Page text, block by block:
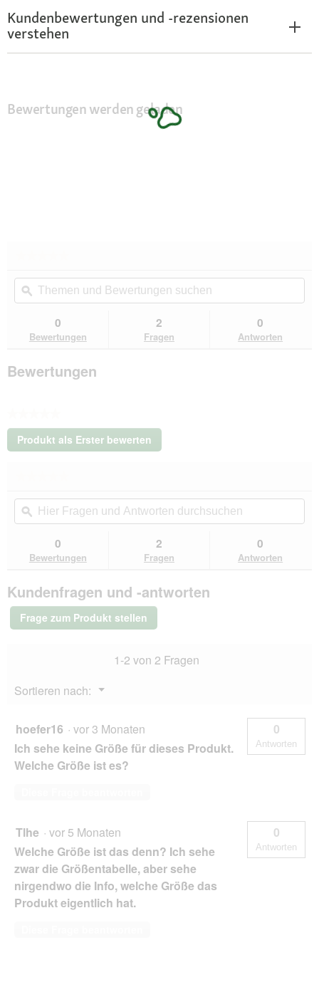
Kundenbewertungen und -rezensionen
verstehen
Bewertungen werden geladen
Beurteilungswert
für
Wolters
Pro
Comfort
rot
Themen
und
Bewertungen
ϙ
0
Bewertungen
2
Fragen
0
Antworten
Bewertungen
Kein
Beurteilungswert
Produkt als Erster bewerten
.
wird
ein
Dialogfeld
geöffnet.
Beurteilungswert
für
Wolters
Pro
Comfort
rot
Hier
Fragen
und
durchsuchen
ϙ
0
Bewertungen
2
Fragen
0
Antworten
Kundenfragen und -antworten
Frage zum Produkt stellen
1-2 von 2 Fragen
Sortieren nach:
▼
Menü
hoefer16 · vor 3 Monaten
Ich sehe keine Größe für dieses Produkt.
Welche Größe ist es?
0
Antworten
Tlhe · vor 5 Monaten
Welche Größe ist das denn? Ich sehe
zwar die Größentabelle, aber sehe
nirgendwo die Info, welche Größe das
Produkt eigentlich hat.
0
Antworten